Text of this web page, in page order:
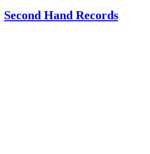
Second Hand Records